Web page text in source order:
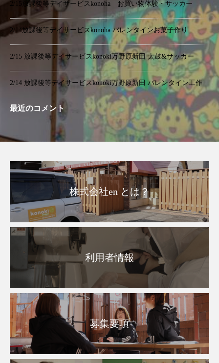
2/15放課後等デイサービスkonoha お買い物体験・サッカー
2/14放課後等デイサービスkonoha バレンタインお菓子作り
2/15 放課後等デイサービスkonoki万野原新田 太鼓&サッカー
2/14 放課後等デイサービスkonoki万野原新田 バレンタイン工作
最近のコメント
株式会社en とは？
利用者情報
募集要項